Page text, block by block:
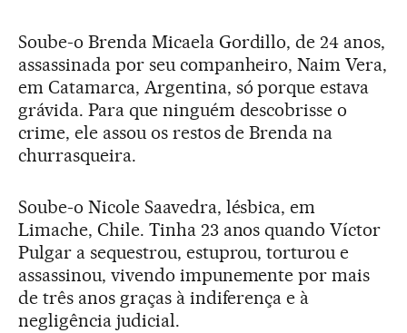
Soube-o Brenda Micaela Gordillo, de 24 anos,
assassinada por seu companheiro, Naim Vera,
em Catamarca, Argentina, só porque estava
grávida. Para que ninguém descobrisse o
crime, ele assou os restos de Brenda na
churrasqueira.
Soube-o Nicole Saavedra, lésbica, em
Limache, Chile. Tinha 23 anos quando Víctor
Pulgar a sequestrou, estuprou, torturou e
assassinou, vivendo impunemente por mais
de três anos graças à indiferença e à
negligência judicial.